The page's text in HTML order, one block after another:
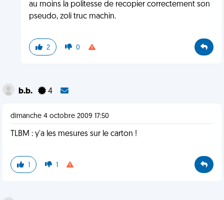
au moins la politesse de recopier correctement son
pseudo, zoli truc machin.
2 0
b.b. 4
dimanche 4 octobre 2009 17:50
TLBM : y'a les mesures sur le carton !
1 1